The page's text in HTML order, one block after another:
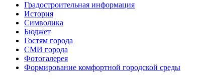
Градостроительная информация
История
Символика
Бюджет
Гостям города
СМИ города
Фотогалерея
Формирование комфортной городской среды